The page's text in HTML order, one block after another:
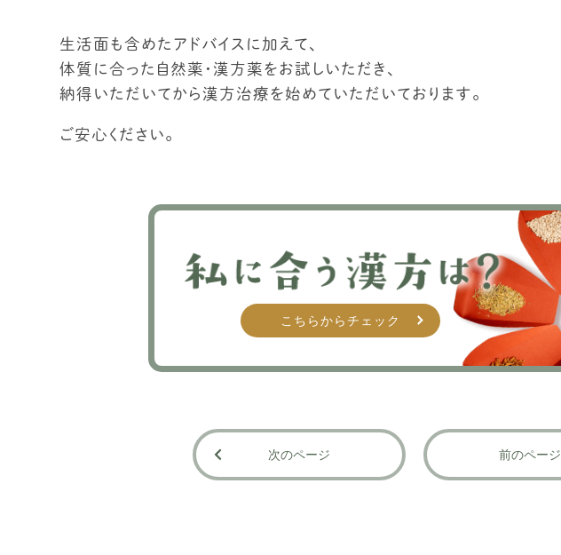
生活面も含めたアドバイスに加えて、
体質に合った自然薬・漢方薬をお試しいただき、
納得いただいてから漢方治療を始めていただいております。
ご安心ください。
こちらからチェック
次のページ 前のページ